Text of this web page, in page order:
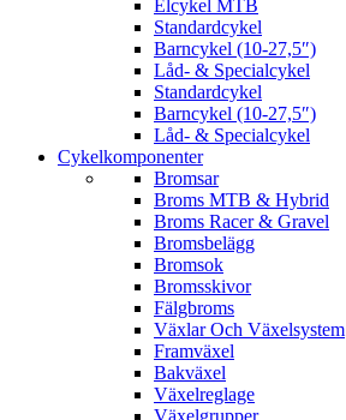
Elcykel MTB
Standardcykel
Barncykel (10-27,5″)
Låd- & Specialcykel
Standardcykel
Barncykel (10-27,5″)
Låd- & Specialcykel
Cykelkomponenter
Bromsar
Broms MTB & Hybrid
Broms Racer & Gravel
Bromsbelägg
Bromsok
Bromsskivor
Fälgbroms
Växlar Och Växelsystem
Framväxel
Bakväxel
Växelreglage
Växelgrupper